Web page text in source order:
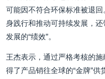
可能因不符合环保标准被退
身践行和推动可持续发展，
发展的“绩效”。
王杰表示，通过严格考核的
得了产品销往全球的“金牌”